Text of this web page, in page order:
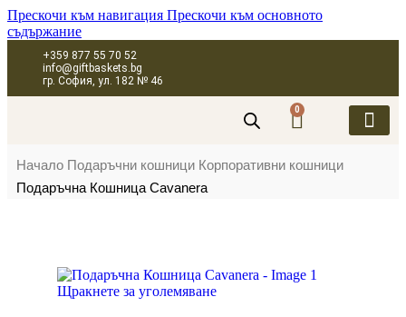
Прескочи към навигация Прескочи към основното
съдържание
+359 877 55 70 52
info@giftbaskets.bg
гр. София, ул. 182 № 46
0
Начало Подаръчни кошници Корпоративни кошници
Подаръчна Кошница Cavanera
Щракнете за уголемяване